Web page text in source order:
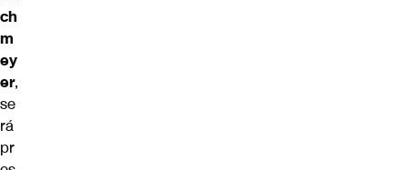
ch
m
ey
er,
se
rá
pr